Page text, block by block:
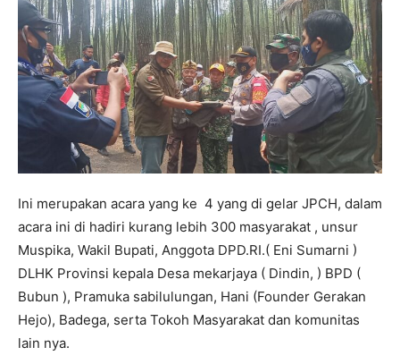
Ini merupakan acara yang ke 4 yang di gelar JPCH, dalam
acara ini di hadiri kurang lebih 300 masyarakat , unsur
Muspika, Wakil Bupati, Anggota DPD.RI.( Eni Sumarni )
DLHK Provinsi kepala Desa mekarjaya ( Dindin, ) BPD (
Bubun ), Pramuka sabilulungan, Hani (Founder Gerakan
Hejo), Badega, serta Tokoh Masyarakat dan komunitas
lain nya.